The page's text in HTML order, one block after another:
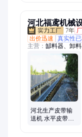
河北福鸢机械
7年 厂
出价迅速
真实性
主营： 缷料器、卸
托辊、密封件、滚
缓冲床、td75支架
辊、托辊支架、矿
联托辊
河北生产皮带输
送机 水平皮带机